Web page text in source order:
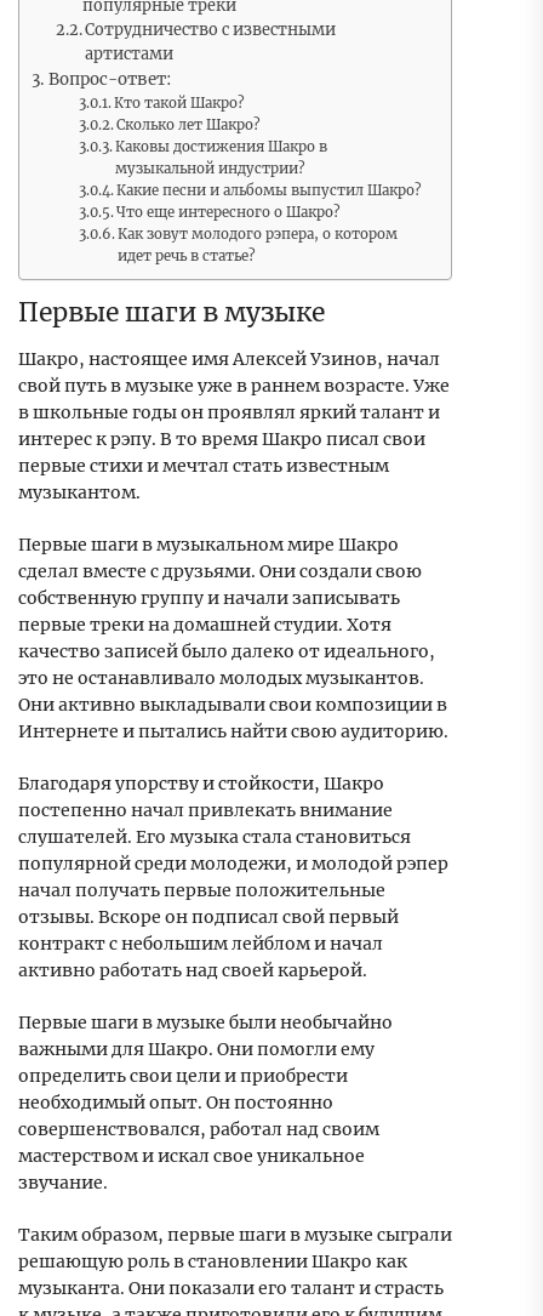
популярные треки
Сотрудничество с известными
артистами
Вопрос-ответ:
Кто такой Шакро?
Сколько лет Шакро?
Каковы достижения Шакро в
музыкальной индустрии?
Какие песни и альбомы выпустил Шакро?
Что еще интересного о Шакро?
Как зовут молодого рэпера, о котором
идет речь в статье?
Первые шаги в музыке
Шакро, настоящее имя Алексей Узинов, начал
свой путь в музыке уже в раннем возрасте. Уже
в школьные годы он проявлял яркий талант и
интерес к рэпу. В то время Шакро писал свои
первые стихи и мечтал стать известным
музыкантом.
Первые шаги в музыкальном мире Шакро
сделал вместе с друзьями. Они создали свою
собственную группу и начали записывать
первые треки на домашней студии. Хотя
качество записей было далеко от идеального,
это не останавливало молодых музыкантов.
Они активно выкладывали свои композиции в
Интернете и пытались найти свою аудиторию.
Благодаря упорству и стойкости, Шакро
постепенно начал привлекать внимание
слушателей. Его музыка стала становиться
популярной среди молодежи, и молодой рэпер
начал получать первые положительные
отзывы. Вскоре он подписал свой первый
контракт с небольшим лейблом и начал
активно работать над своей карьерой.
Первые шаги в музыке были необычайно
важными для Шакро. Они помогли ему
определить свои цели и приобрести
необходимый опыт. Он постоянно
совершенствовался, работал над своим
мастерством и искал свое уникальное
звучание.
Таким образом, первые шаги в музыке сыграли
решающую роль в становлении Шакро как
музыканта. Они показали его талант и страсть